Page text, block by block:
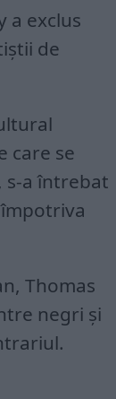
a exclus
de
care se
s-a întrebat
Thomas
negri și